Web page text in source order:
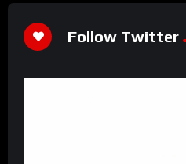
Follow Twitter